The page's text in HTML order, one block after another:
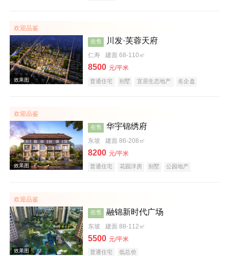
效果图
欢迎品鉴
在售 川发·芙蓉天府
仁寿 建面 68-110㎡
8500 元/平米
普通住宅 别墅 宜居生态地产 名企盘
欢迎品鉴
在售 华宇锦绣府
东坡 建面 86-208㎡
8200 元/平米
普通住宅 花园洋房 别墅
公园地产
欢迎品鉴
在售 融锦新时代广场
东坡 建面 88-112㎡
5500 元/平米
普通住宅 低总价